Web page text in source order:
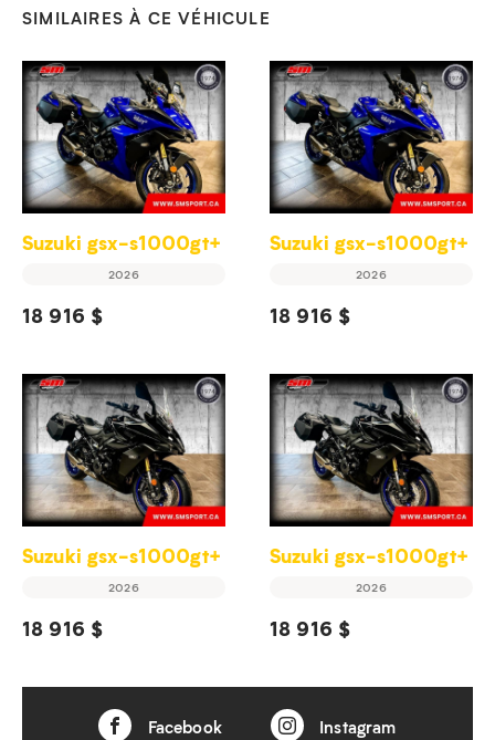
SIMILAIRES À CE VÉHICULE
Suzuki gsx-s1000gt+
2026
18 916 $
Suzuki gsx-s1000gt+
2026
18 916 $
Suzuki gsx-s1000gt+
2026
18 916 $
Suzuki gsx-s1000gt+
2026
18 916 $
Facebook Instagram